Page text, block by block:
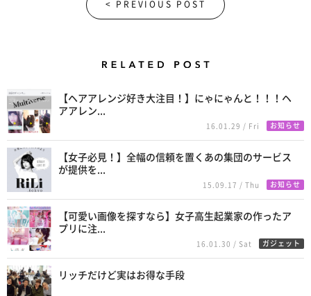
< PREVIOUS POST
【ヘアアレンジ好き大注目！】にゃにゃんと！！！ヘ
アアレン...
16.01.29 / Fri お知らせ
【女子必見！】全幅の信頼を置くあの集団のサービス
が提供を...
15.09.17 / Thu お知らせ
【可愛い画像を探すなら】女子高生起業家の作ったア
プリに注...
16.01.30 / Sat ガジェット
リッチだけど実はお得な手段